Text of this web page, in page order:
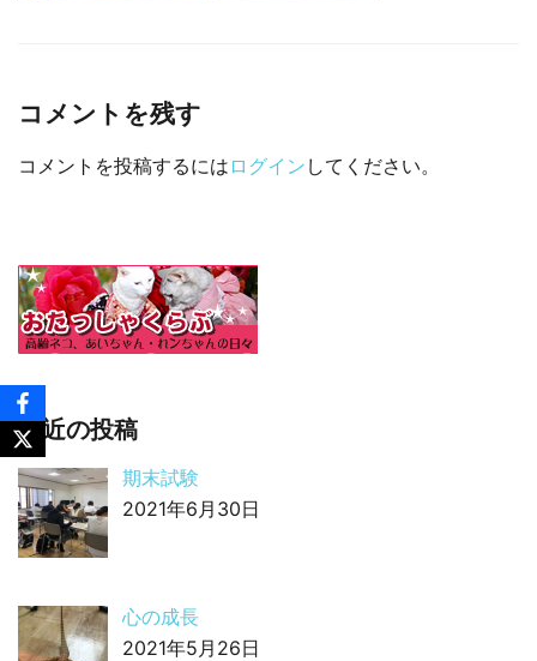
コメントを残す
コメントを投稿するには ログイン してください。
最近の投稿
期末試験
2021年6月30日
心の成長
2021年5月26日